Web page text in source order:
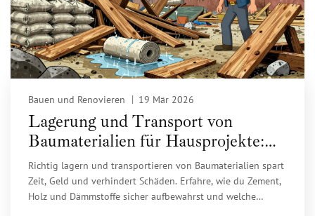
Bauen und Renovieren 19 Mär 2026
Lagerung und Transport von
Baumaterialien für Hausprojekte:
Praktische Tipps für einen
reibungslosen Baubetrieb
Richtig lagern und transportieren von Baumaterialien spart
Zeit, Geld und verhindert Schäden. Erfahre, wie du Zement,
Holz und Dämmstoffe sicher aufbewahrst und welche